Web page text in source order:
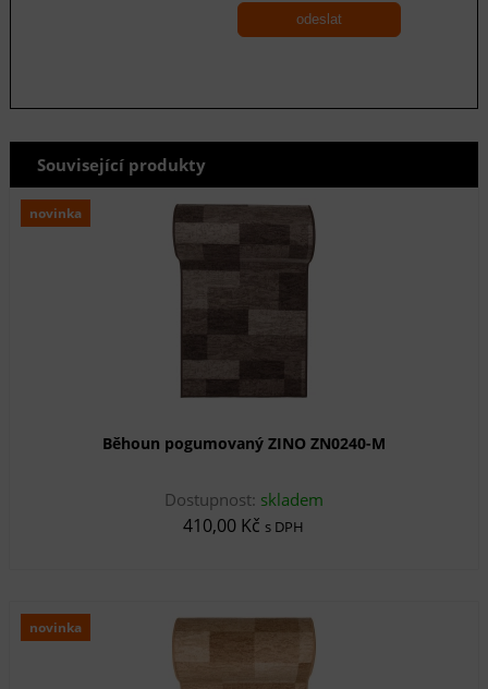
odeslat
Související produkty
novinka
Běhoun pogumovaný ZINO ZN0240-M
Dostupnost: skladem
410,00 Kč s DPH
novinka